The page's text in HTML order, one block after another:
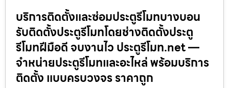
บริการติดตั้งและซ่อมประตูรีโมทบางบอน
รับติดตั้งประตูรีโมทโดยช่างติดตั้งประตู
รีโมทฝีมือดี จบงานไว ประตูรีโมท.net —
จำหน่ายประตูรีโมทและอะไหล่ พร้อมบริการ
ติดตั้ง แบบครบวงจร ราคาถูก